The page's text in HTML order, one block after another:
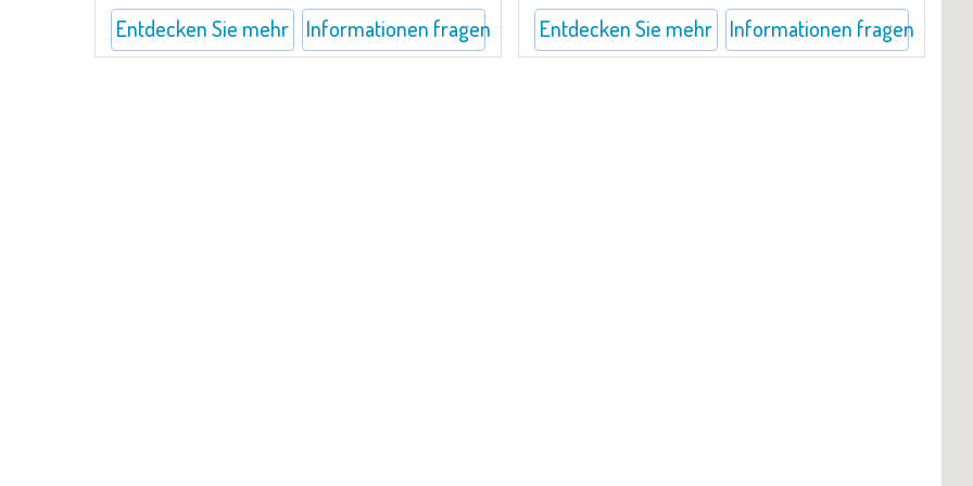
Entdecken Sie mehr Informationen fragen Entdecken Sie mehr Informationen fragen